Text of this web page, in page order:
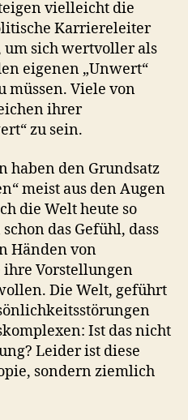
vielleicht die
Karriereleiter
um sich wertvoller als
eigenen „Unwert“
müssen. Viele von
ihrer
zu sein.
haben den Grundsatz
meist aus den Augen
die Welt heute so
das Gefühl, dass
Händen von
ihre Vorstellungen
Die Welt, geführt
Ist das nicht
Leider ist diese
sondern ziemlich